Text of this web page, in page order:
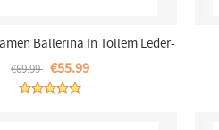
Ballerina In Tollem Leder-
Mix - Schwarz
€69.99 €55.99